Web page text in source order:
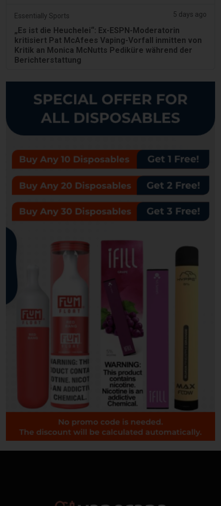
Essentially Sports 5 days ago
„Es ist die Heuchelei“: Ex-ESPN-Moderatorin
kritisiert Pat McAfees Vaping-Vorfall inmitten von
Kritik an Monica McNutts Pediküre während der
Berichterstattung